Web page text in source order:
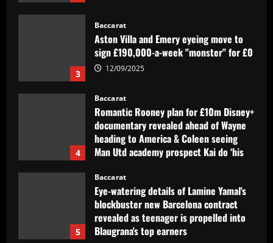
3
4
Baccarat
Romantic Rooney plan for £10m Disney+
documentary revealed ahead of Wayne
own thing’
12/09/2025
5
Baccarat
Eye-watering details of Lamine Yamal's
blockbuster new Barcelona contract
revealed as teenager is propelled into
12/09/2025
Baccarat
São Paulo x Atlético-GO: onde assistir,
prováveis times e desfalques do jogo
pela Copa Sul-Americana